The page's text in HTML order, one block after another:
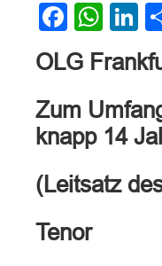
OLG
Zum
knapp 14
(Leitsatz
Tenor